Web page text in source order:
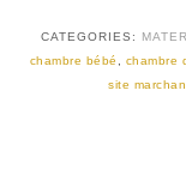
CATEGORIES:
chambre bébé
chambre
site